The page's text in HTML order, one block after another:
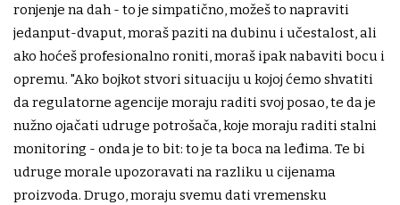
ronjenje na dah - to je simpatično, možeš to napraviti
jedanput-dvaput, moraš paziti na dubinu i učestalost, ali
ako hoćeš profesionalno roniti, moraš ipak nabaviti bocu i
opremu. "Ako bojkot stvori situaciju u kojoj ćemo shvatiti
da regulatorne agencije moraju raditi svoj posao, te da je
nužno ojačati udruge potrošača, koje moraju raditi stalni
monitoring - onda je to bit: to je ta boca na leđima. Te bi
udruge morale upozoravati na razliku u cijenama
proizvoda. Drugo, moraju svemu dati vremensku